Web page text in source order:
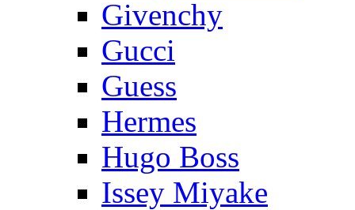
Givenchy
Gucci
Guess
Hermes
Hugo Boss
Issey Miyake